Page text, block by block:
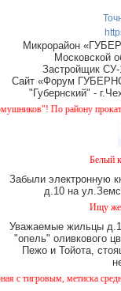
Микрорайон
Московской
Застройщик
Сайт «Форум
"Губернский" -
По району
Белый
Забыли электронную
д.10 на
Ищу
Уважаемые жильцы
"опель" оливкового
Пежо и Тойота,
метиска среднего